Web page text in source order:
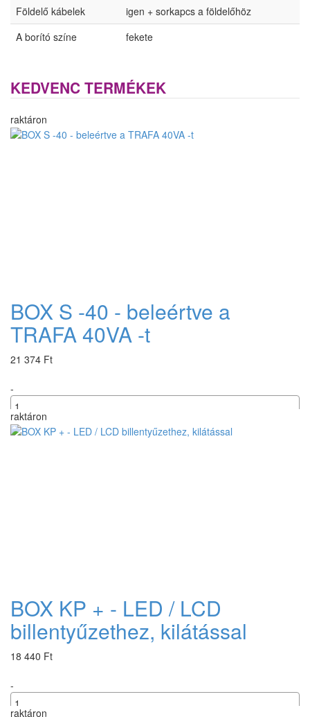
Földelő kábelek
igen + sorkapcs a földelőhöz
A borító színe
fekete
KEDVENC TERMÉKEK
raktáron
BOX S -40 - beleértve a
TRAFA 40VA -t
21 374 Ft
-
+
raktáron
BOX KP + - LED / LCD
billentyűzethez, kilátással
18 440 Ft
-
raktáron